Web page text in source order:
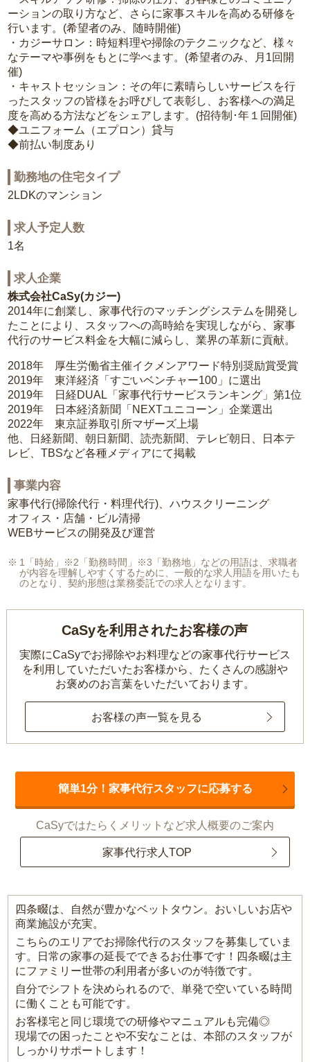
ーションの取り方など、さらに家事スキルを高める研修を
行います。(希望者のみ、随時開催)
・カジーサロン：時短料理や掃除のテクニックなど、様々
なテーマや事例をもとに学べます。(希望者のみ、月1回開
催)
・キャストセッション：その年に素晴らしいサービスを行
ったスタッフの皆様をお呼びして表彰し、お客様への満足
度を高める方法などをシェアします。(招待制･年１回開催)
◆ユニフォーム（エプロン）貸与
◆前払い制度あり
勤務地の住宅タイプ
2LDKのマンション
求人予定人数
1名
求人企業
株式会社CaSy(カジー)
2014年に創業し、家事代行のマッチングシステムを開発し
たことにより、スタッフへの高時給を実現しながら、家事
代行のサービス料金を大幅に減らし、業界の革新に貢献。
2018年 厚生労働省主催イクメンアワード特別奨励賞受賞
2019年 東洋経済「すごいベンチャー100」に選出
2019年 日経DUAL「家事代行サービスランキング」第1位
2019年 日本経済新聞「NEXTユニコーン」企業選出
2022年 東京証券取引所マザーズ上場
他、日経新聞、朝日新聞、読売新聞、テレビ朝日、日本テ
レビ、TBSなど各種メディアにて掲載
事業内容
家事代行(掃除代行・料理代行)、ハウスクリーニング
オフィス・店舗・ビル清掃
WEBサービスの開発及び運営
1「時給」※2「勤務時間」※3「勤務地」などの用語は、求職者
が内容を理解しやすくするために、一般的な求人用語を用いたも
のとなり、契約形態は業務委託での求人となります。
CaSyを利用されたお客様の声
実際にCaSyでお掃除やお料理などの家事代行サービス
を利用していただいたお客様から、 たくさんの感謝や
お褒めのお言葉をいただいております。
お客様の声一覧を見る
簡単1分！家事代行スタッフに応募する
CaSyではたらくメリットなど求人概要のご案内
家事代行求人TOP
四条畷は、自然が豊かなベットタウン。おいしいお店や
商業施設が充実。
こちらのエリアでお掃除代行のスタッフを募集していま
す。日常の家事の延長でできるお仕事です！四条畷は主
にファミリー世帯の利用者が多いのが特徴です。
自分でシフトを決められるので、単発で空いている時間
に働くことも可能です。
お客様宅と同じ環境での研修やマニュアルも完備◎
現場での困ったことや不安なことは、本部のスタッフが
しっかりサポートします！